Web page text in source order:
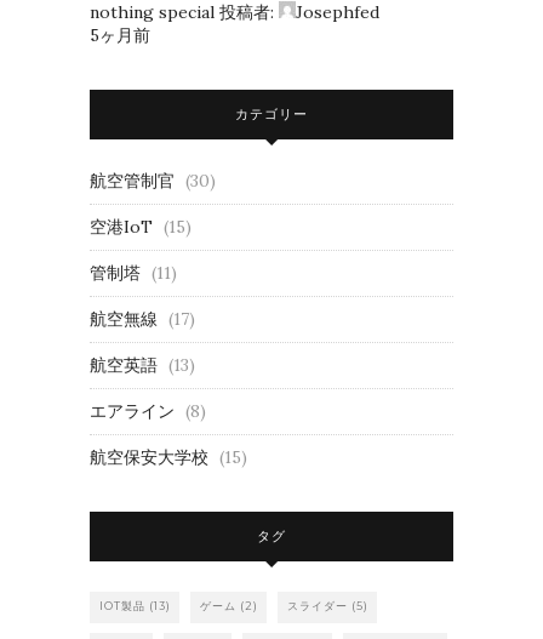
nothing special 投稿者:
Josephfed
5ヶ月前
カテゴリー
航空管制官 (30)
空港IoT (15)
管制塔 (11)
航空無線 (17)
航空英語 (13)
エアライン (8)
航空保安大学校 (15)
タグ
IOT製品 (13) ゲーム (2) スライダー (5)